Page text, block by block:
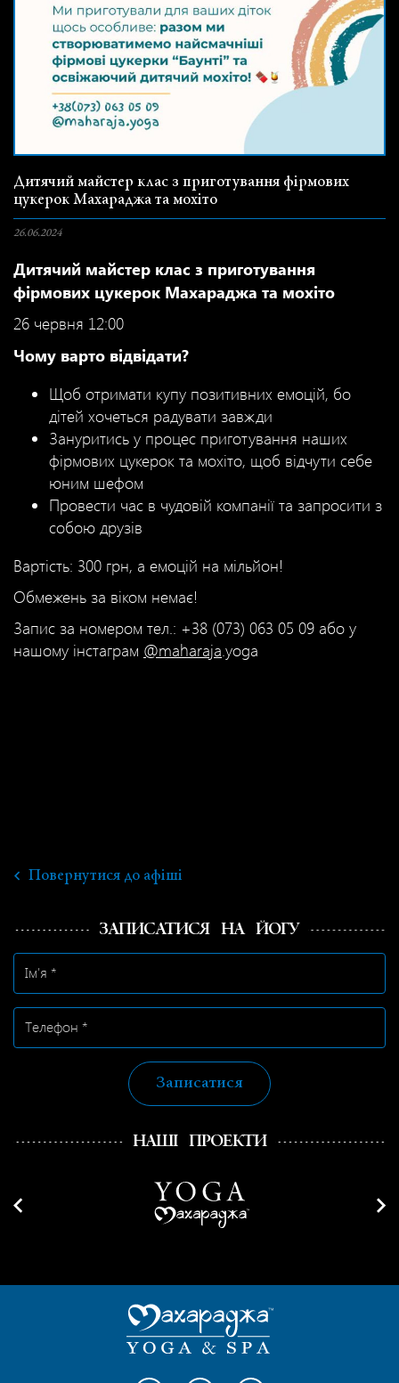
Дитячий майстер клас з приготування фірмових
цукерок Махараджа та мохіто
26.06.2024
Дитячий майстер клас з приготування
фірмових цукерок Махараджа та мохіто
26 червня 12:00
Чому варто відвідати?
Щоб отримати купу позитивних емоцій, бо
дітей хочеться радувати завжди
Зануритись у процес приготування наших
фірмових цукерок та мохіто, щоб відчути себе
юним шефом
Провести час в чудовій компанії та запросити з
собою друзів
Вартість: 300 грн, а емоцій на мільйон!
Обмежень за віком немає!
Запис за номером тел.: +38 (073) 063 05 09 або у
нашому інстаграм @maharaja .yoga
Повернутися до афіші
ЗАПИСАТИСЯ НА ЙОГУ
Записатися
НАШІ ПРОЕКТИ